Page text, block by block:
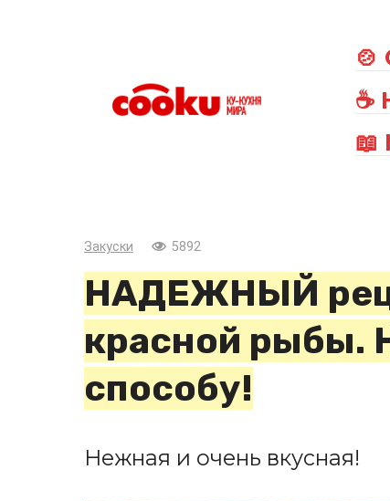
☕
Закуски 5892
НАДЕЖНЫЙ
красной рыбы.
способу!
Нежная и очень вкусная!